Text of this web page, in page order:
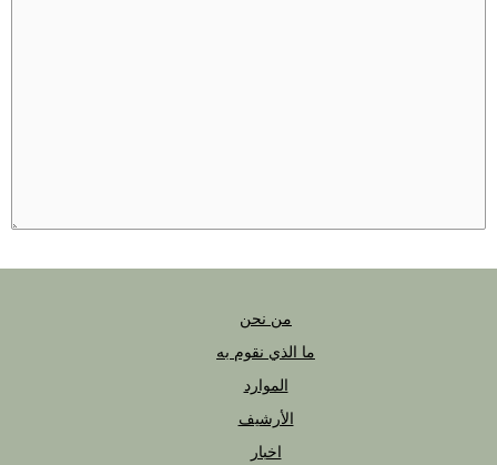
من نحن
ما الذي نقوم به
الموارد
الأرشيف
اخبار